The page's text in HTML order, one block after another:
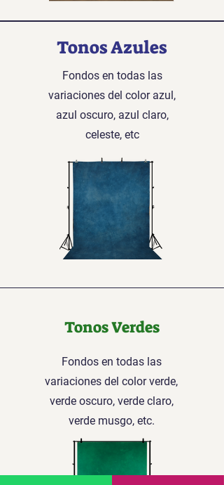
Tonos Azules
Fondos en todas las
variaciones del color azul,
azul oscuro, azul claro,
celeste, etc
Tonos Verdes
Fondos en todas las
variaciones del color verde,
verde oscuro, verde claro,
verde musgo, etc.